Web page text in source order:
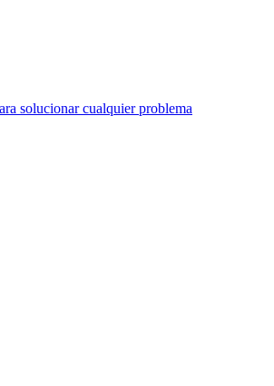
solucionar cualquier problema